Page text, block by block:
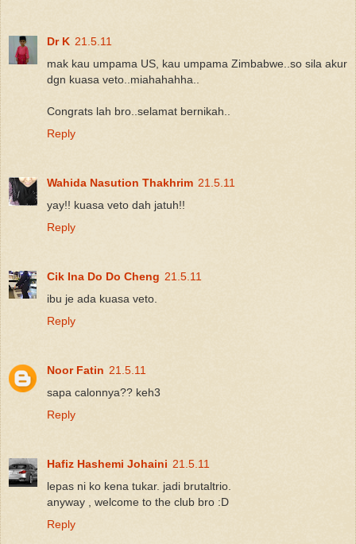
Dr K 21.5.11
mak kau umpama US, kau umpama Zimbabwe..so sila akur
dgn kuasa veto..miahahahha..
Congrats lah bro..selamat bernikah..
Reply
Wahida Nasution Thakhrim 21.5.11
yay!! kuasa veto dah jatuh!!
Reply
Cik Ina Do Do Cheng 21.5.11
ibu je ada kuasa veto.
Reply
Noor Fatin 21.5.11
sapa calonnya?? keh3
Reply
Hafiz Hashemi Johaini 21.5.11
lepas ni ko kena tukar. jadi brutaltrio.
anyway , welcome to the club bro :D
Reply